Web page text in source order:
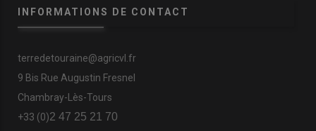
INFORMATIONS DE CONTACT
terredetouraine@agricvl.fr
9 Bis Rue Augustin Fresnel
Chambray-Lès-Tours
+33 (0)2 47 25 21 70